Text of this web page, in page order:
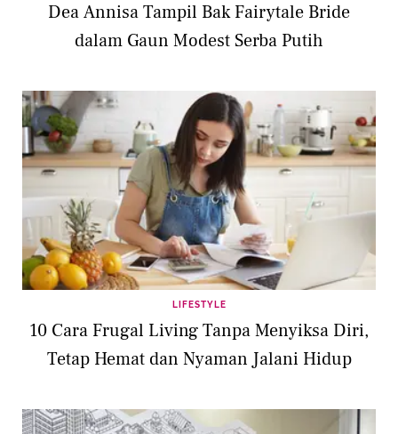
Dea Annisa Tampil Bak Fairytale Bride
dalam Gaun Modest Serba Putih
LIFESTYLE
10 Cara Frugal Living Tanpa Menyiksa Diri,
Tetap Hemat dan Nyaman Jalani Hidup